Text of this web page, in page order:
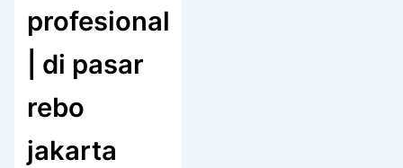
profesional
| di pasar
rebo
jakarta